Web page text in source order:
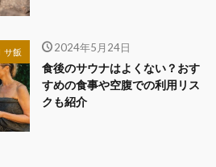
サ飯 2024年5月24日
食後のサウナはよくない？おす
すめの食事や空腹での利用リス
クも紹介